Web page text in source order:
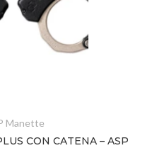
CON CATENA – ASP